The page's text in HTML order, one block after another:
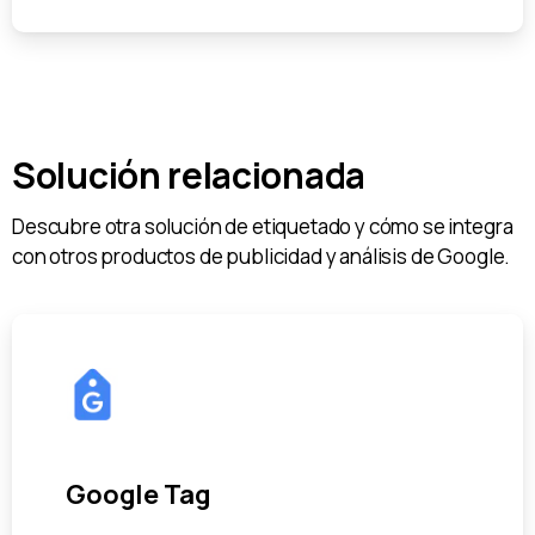
Solución relacionada
Descubre otra solución de etiquetado y cómo se integra
con otros productos de publicidad y análisis de Google.
Google Tag